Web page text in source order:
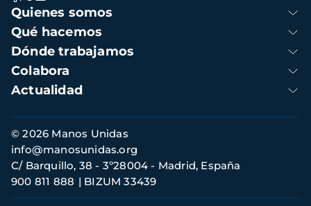
Navegación
principal
Quienes somos
Qué hacemos
Dónde trabajamos
Colabora
Actualidad
Información
de
contacto
© 2026 Manos Unidas
C/ Barquillo, 38 - 3º28004 - Madrid, España
900 811 888
BIZUM 33439
info@manosunidas.org